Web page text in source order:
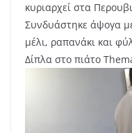
κυριαρχεί στα
Συνδυάστηκε άψογα
μέλι, ραπανάκι και
Δίπλα στο πιάτο